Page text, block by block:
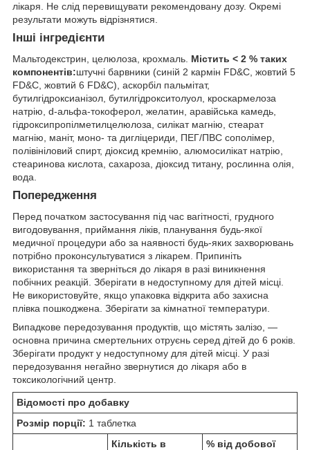
лікаря. Не слід перевищувати рекомендовану дозу. Окремі
результати можуть відрізнятися.
Інші інгредієнти
Мальтодекстрин, целюлоза, крохмаль. Містить < 2 % таких
компонентів:штучні барвники (синій 2 кармін FD&C, жовтий 5
FD&C, жовтий 6 FD&C), аскорбіл пальмітат,
бутилгідроксианізол, бутилгідрокситолуол, кроскармелоза
натрію, d-альфа-токоферол, желатин, аравійська камедь,
гідроксипропілметилцелюлоза, силікат магнію, стеарат
магнію, маніт, моно- та дигліцериди, ПЕГ/ПВС сополімер,
полівініловий спирт, діоксид кремнію, алюмосилікат натрію,
стеаринова кислота, сахароза, діоксид титану, рослинна олія,
вода.
Попередження
Перед початком застосування під час вагітності, грудного
вигодовування, приймання ліків, планування будь-якої
медичної процедури або за наявності будь-яких захворювань
потрібно проконсультуватися з лікарем. Припиніть
використання та зверніться до лікаря в разі виникнення
побічних реакцій. Зберігати в недоступному для дітей місці.
Не використовуйте, якщо упаковка відкрита або захисна
плівка пошкоджена. Зберігати за кімнатної температури.
Випадкове передозування продуктів, що містять залізо, —
основна причина смертельних отруєнь серед дітей до 6 років.
Зберігати продукт у недоступному для дітей місці. У разі
передозування негайно звернутися до лікаря або в
токсикологічний центр.
Відомості про добавку
Розмір порції: 1 таблетка
Кількість в
% від добової